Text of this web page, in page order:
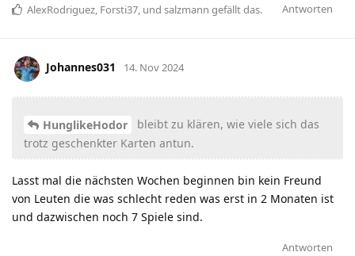
Antworten
AlexRodriguez Forsti37 , und salzmann gefällt das.
Johannes031 14. Nov 2024
HunglikeHodor
bleibt zu klären, wie viele sich das
trotz geschenkter Karten antun.
Lasst mal die nächsten Wochen beginnen bin kein Freund
von Leuten die was schlecht reden was erst in 2 Monaten ist
und dazwischen noch 7 Spiele sind.
Antworten